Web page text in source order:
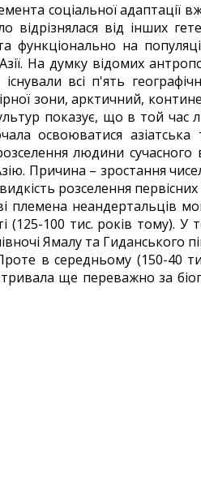
соціальної адаптації
від інших
функціонально на
На думку відомих
всі п'ять
зони, арктичний,
показує, що в той
освоюватися
людини
Причина – зростання
розселення
племена неандертальців
100 тис. років тому). У
Ямалу та Гиданського
в середньому (150-40
ще переважно за